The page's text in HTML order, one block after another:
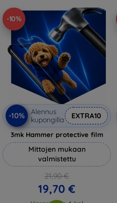
-10%
-10%
Alennus
kupongilla
EXTRA10
3mk Hammer protective film
Mittojen mukaan
valmistettu
21,90 €
19,70 €